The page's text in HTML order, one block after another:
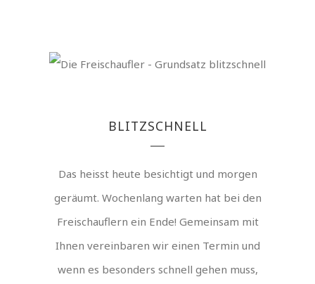
BLITZSCHNELL
Das heisst heute besichtigt und morgen
geräumt. Wochenlang warten hat bei den
Freischauflern ein Ende! Gemeinsam mit
Ihnen vereinbaren wir einen Termin und
wenn es besonders schnell gehen muss,